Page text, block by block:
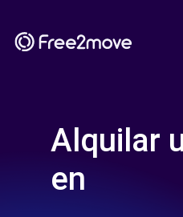
Alquilar
en